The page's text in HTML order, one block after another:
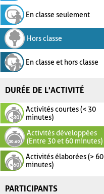
En classe seulement
Hors classe
En classe et hors classe
DURÉE DE L'ACTIVITÉ
Activités courtes (< 30
minutes)
Activités développées
(Entre 30 et 60 minutes)
Activités élaborées (> 60
minutes)
PARTICIPANTS